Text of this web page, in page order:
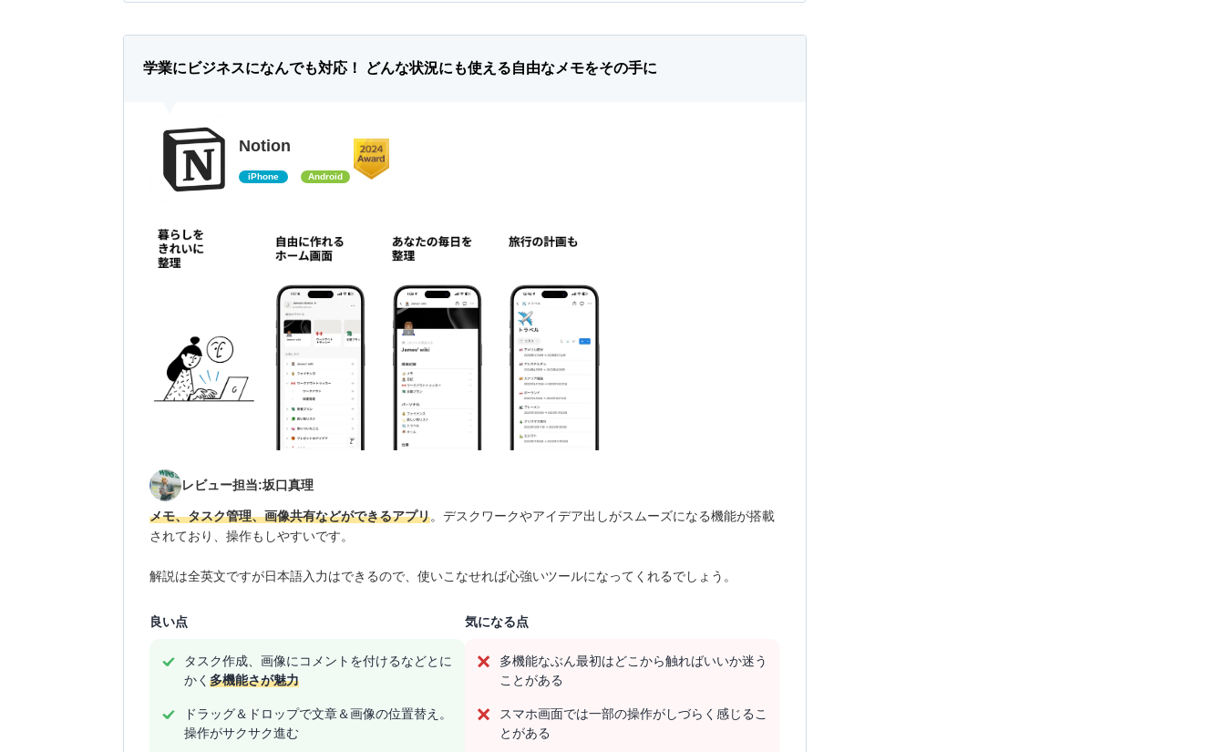
学業にビジネスになんでも対応！ どんな状況にも使える自由なメモをその手に
Notion
iPhone Android
レビュー担当:坂口真理
メモ、タスク管理、画像共有などができるアプリ。デスクワークやアイデア出しがスムーズになる機能が搭載
されており、操作もしやすいです。
解説は全英文ですが日本語入力はできるので、使いこなせれば心強いツールになってくれるでしょう。
良い点
タスク作成、画像にコメントを付けるなどとに
かく多機能さが魅力
ドラッグ＆ドロップで文章＆画像の位置替え。
操作がサクサク進む
気になる点
多機能なぶん最初はどこから触ればいいか迷う
ことがある
スマホ画面では一部の操作がしづらく感じるこ
とがある